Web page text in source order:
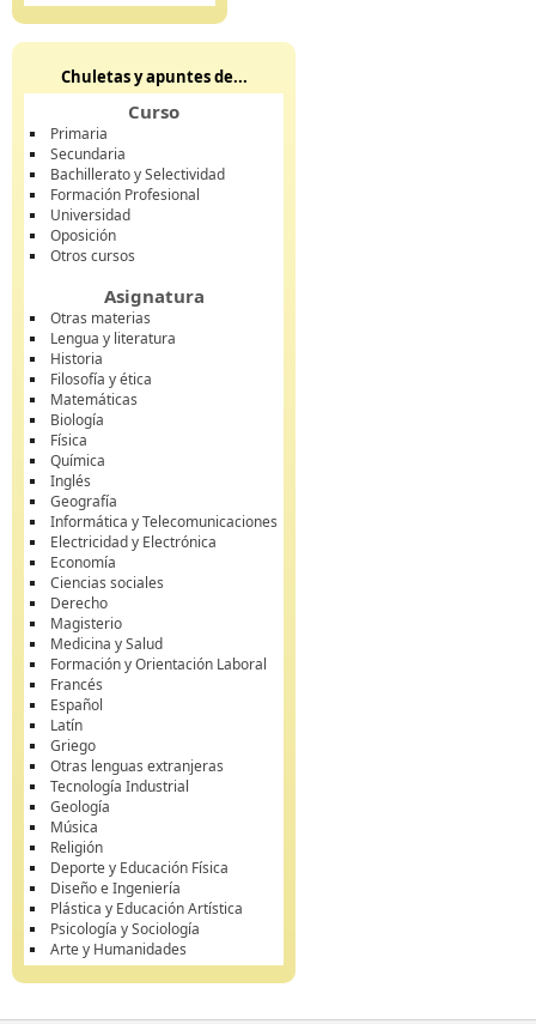
Chuletas y apuntes de...
Curso
Primaria
Secundaria
Bachillerato y Selectividad
Formación Profesional
Universidad
Oposición
Otros cursos
Asignatura
Otras materias
Lengua y literatura
Historia
Filosofía y ética
Matemáticas
Biología
Física
Química
Inglés
Geografía
Informática y Telecomunicaciones
Electricidad y Electrónica
Economía
Ciencias sociales
Derecho
Magisterio
Medicina y Salud
Formación y Orientación Laboral
Francés
Español
Latín
Griego
Otras lenguas extranjeras
Tecnología Industrial
Geología
Música
Religión
Deporte y Educación Física
Diseño e Ingeniería
Plástica y Educación Artística
Psicología y Sociología
Arte y Humanidades